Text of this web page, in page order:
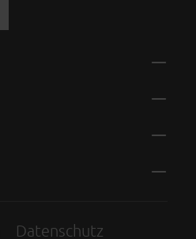
Datenschutz